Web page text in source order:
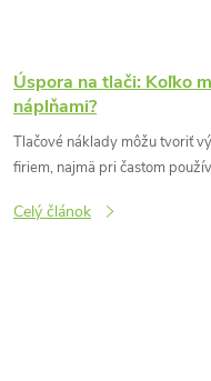
Úspora na tlači: Koľko
náplňami?
Tlačové náklady môžu tvoriť
firiem, najmä pri častom
Celý článok